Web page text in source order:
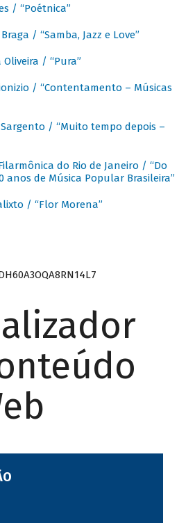
/ “Poétnica”
/ “Samba, Jazz e Love”
/ “Pura”
/ “Contentamento – Músicas
/ “Muito tempo depois –
do Rio de Janeiro / “Do
anos de Música Popular Brasileira”
/ “Flor Morena”